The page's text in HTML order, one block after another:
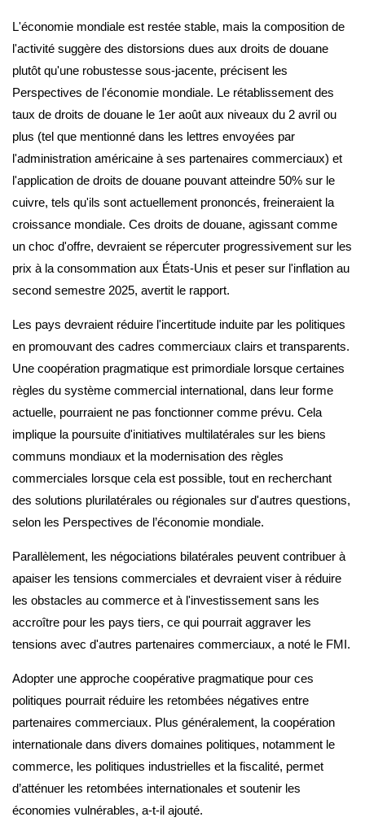
L'économie mondiale est restée stable, mais la composition de
l'activité suggère des distorsions dues aux droits de douane
plutôt qu'une robustesse sous-jacente, précisent les
Perspectives de l'économie mondiale. Le rétablissement des
taux de droits de douane le 1er août aux niveaux du 2 avril ou
plus (tel que mentionné dans les lettres envoyées par
l'administration américaine à ses partenaires commerciaux) et
l'application de droits de douane pouvant atteindre 50% sur le
cuivre, tels qu'ils sont actuellement prononcés, freineraient la
croissance mondiale. Ces droits de douane, agissant comme
un choc d'offre, devraient se répercuter progressivement sur les
prix à la consommation aux États-Unis et peser sur l'inflation au
second semestre 2025, avertit le rapport.
Les pays devraient réduire l'incertitude induite par les politiques
en promouvant des cadres commerciaux clairs et transparents.
Une coopération pragmatique est primordiale lorsque certaines
règles du système commercial international, dans leur forme
actuelle, pourraient ne pas fonctionner comme prévu. Cela
implique la poursuite d'initiatives multilatérales sur les biens
communs mondiaux et la modernisation des règles
commerciales lorsque cela est possible, tout en recherchant
des solutions plurilatérales ou régionales sur d'autres questions,
selon les Perspectives de l’économie mondiale.
Parallèlement, les négociations bilatérales peuvent contribuer à
apaiser les tensions commerciales et devraient viser à réduire
les obstacles au commerce et à l'investissement sans les
accroître pour les pays tiers, ce qui pourrait aggraver les
tensions avec d'autres partenaires commerciaux, a noté le FMI.
Adopter une approche coopérative pragmatique pour ces
politiques pourrait réduire les retombées négatives entre
partenaires commerciaux. Plus généralement, la coopération
internationale dans divers domaines politiques, notamment le
commerce, les politiques industrielles et la fiscalité, permet
d’atténuer les retombées internationales et soutenir les
économies vulnérables, a-t-il ajouté.